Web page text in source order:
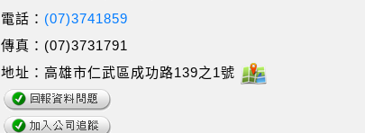
電話： (07)3741859
傳真：(07)3731791
地址：高雄市仁武區成功路139之1號